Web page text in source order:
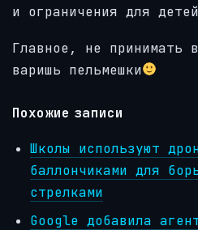
и ограничения для
Главное, не принимать
варишь пельмешки
Похожие записи
Школы используют
баллончиками для
стрелками
Google добавила